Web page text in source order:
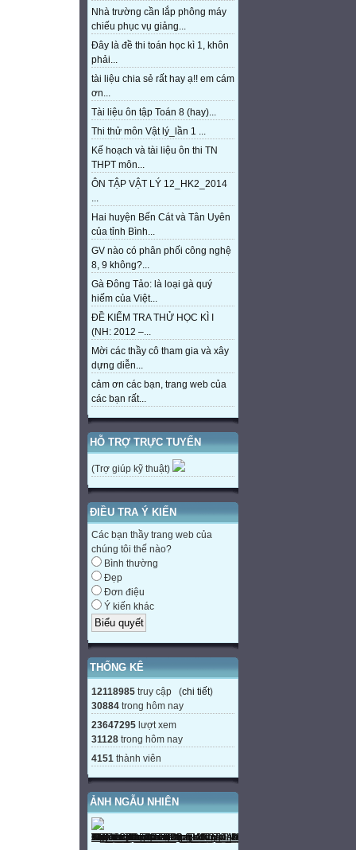
Nhà trường cần lắp phông máy
chiếu phục vụ giảng...
Đây là đề thi toán học kì 1, khôn
phải...
tài liệu chia sẻ rất hay ạ!! em cám
ơn...
Tài liệu ôn tập Toán 8 (hay)...
Thi thử môn Vật lý_lần 1 ...
Kế hoạch và tài liệu ôn thi TN
THPT môn...
ÔN TẬP VẬT LÝ 12_HK2_2014
...
Hai huyện Bến Cát và Tân Uyên
của tỉnh Bình...
GV nào có phân phối công nghệ
8, 9 không?...
Gà Đông Tảo: là loại gà quý
hiếm của Việt...
ĐỀ KIỂM TRA THỬ HỌC KÌ I
(NH: 2012 –...
Mời các thầy cô tham gia và xây
dựng diễn...
cảm ơn các bạn, trang web của
các bạn rất...
HỖ TRỢ TRỰC TUYẾN
(Trợ giúp kỹ thuật)
ĐIỀU TRA Ý KIẾN
Các bạn thầy trang web của
chúng tôi thế nào?
Bình thường
Đẹp
Đơn điệu
Ý kiến khác
THỐNG KÊ
12118985 truy cập (chi tiết)
30884 trong hôm nay
23647295 lượt xem
31128 trong hôm nay
4151 thành viên
ẢNH NGẪU NHIÊN